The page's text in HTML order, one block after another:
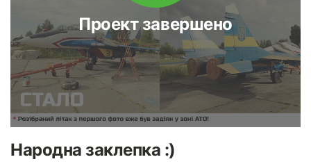
Проект завершено
Народна заклепка :)